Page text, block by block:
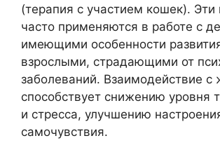
(терапия с участием кошек).
часто применяются в работе с
имеющими особенности
взрослыми, страдающими от
заболеваний. Взаимодействие
способствует снижению уровня
и стресса, улучшению
самочувствия.